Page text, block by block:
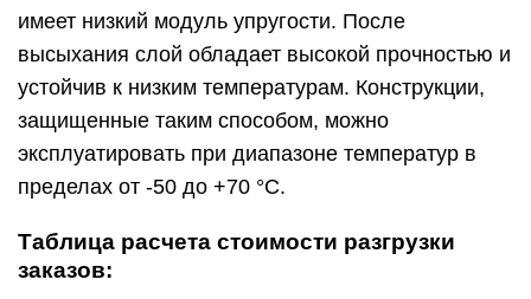
имеет низкий модуль упругости. После
высыхания слой обладает высокой прочностью и
устойчив к низким температурам. Конструкции,
защищенные таким способом, можно
эксплуатировать при диапазоне температур в
пределах от -50 до +70 °С.
Таблица расчета стоимости разгрузки
заказов: